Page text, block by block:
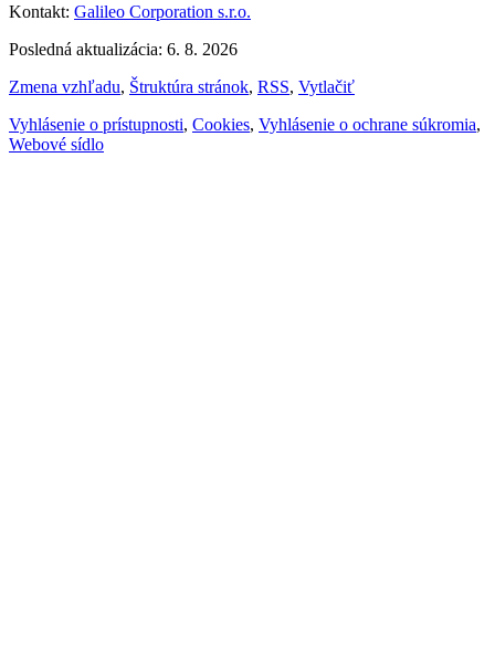
Kontakt: Galileo Corporation s.r.o.
Posledná aktualizácia: 6. 8. 2026
Zmena vzhľadu, Štruktúra stránok, RSS, Vytlačiť
Vyhlásenie o prístupnosti, Cookies, Vyhlásenie o ochrane súkromia,
Webové sídlo